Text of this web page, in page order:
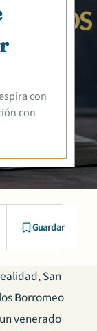
con
con
Guardar
San
Borromeo
venerado